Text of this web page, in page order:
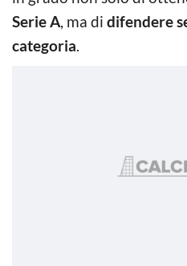
Serie A, ma di difendere
categoria.